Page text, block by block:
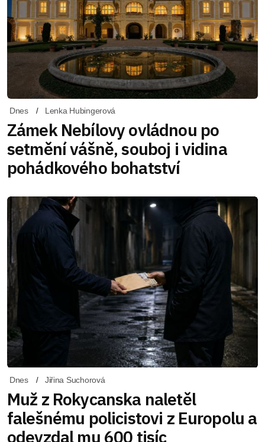
Dnes Lenka Hubingerová
Zámek Nebílovy ovládnou po
setmění vášně, souboj i vidina
pohádkového bohatství
Dnes Jiřina Suchorová
Muž z Rokycanska naletěl
falešnému policistovi z Europolu a
odevzdal mu 600 tisíc